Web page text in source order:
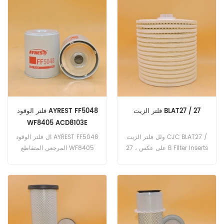
فلتر الوقود AYREST FF5048
WF8405 ACD8103E
BF7870 P550001
0000305828
ال فلتر الوقود AYREST FF5048
المرجعي المتقاطع WF8405
، Iveco PKPK 30 (محرك
Berliet M420X30) ، رينو
CBH280 208kW 283hp
فلتر الزيت BLAT27 / 27
ولل فلتر الزيت CJC BLAT27 /
27 ، على عكس B Filter Inserts